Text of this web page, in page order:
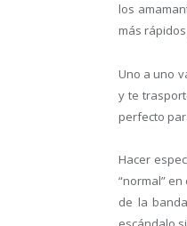
los
más
Uno a uno
y te
perfecto
Hacer
“normal”
de la